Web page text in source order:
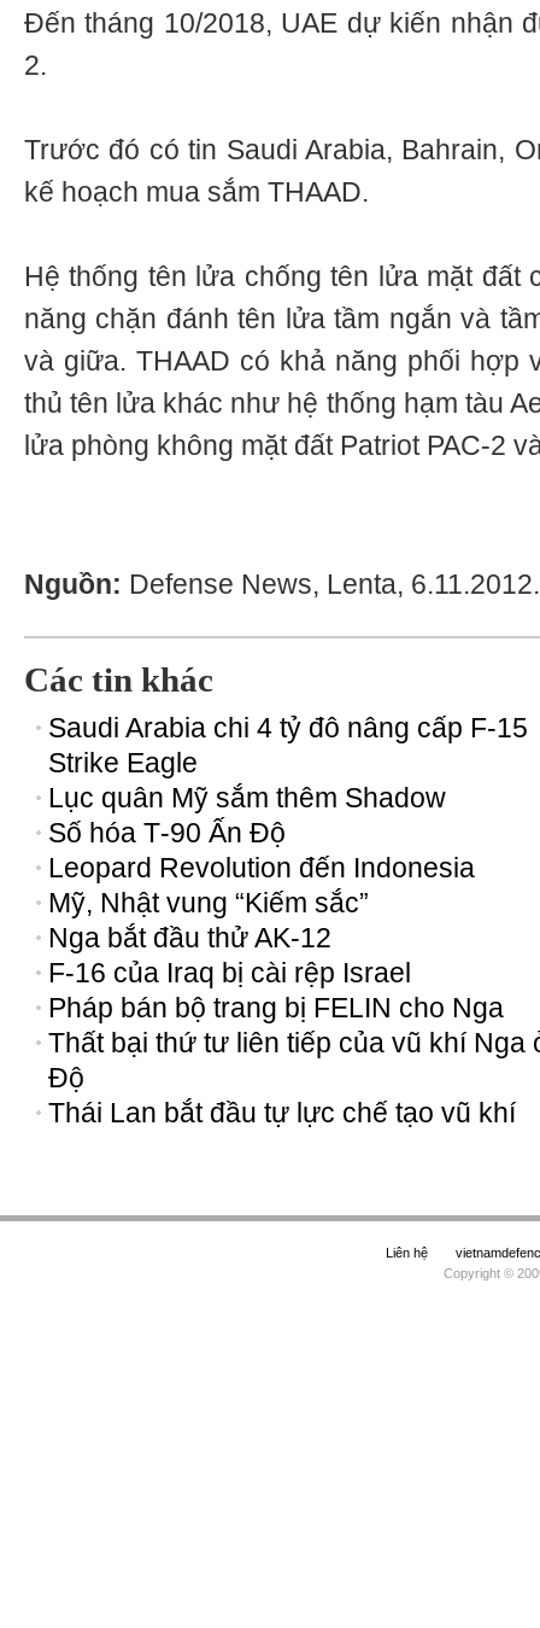
Đến tháng 10/2018, UAE dự kiến nhận
2.
Trước đó có tin Saudi Arabia, Bahrain,
kế hoạch mua sắm THAAD.
Hệ thống tên lửa chống tên lửa mặt đất
năng chặn đánh tên lửa tầm ngắn và
và giữa. THAAD có khả năng phối hợp
thủ tên lửa khác như hệ thống hạm tàu
lửa phòng không mặt đất Patriot PAC-2
Nguồn: Defense News, Lenta,
Các tin khác
Saudi Arabia chi 4 tỷ đô nâng cấp F-15
Strike Eagle
Lục quân Mỹ sắm thêm Shadow
Số hóa Т-90 Ấn Độ
Leopard Revolution đến Indonesia
Mỹ, Nhật vung “Kiếm sắc”
Nga bắt đầu thử AK-12
F-16 của Iraq bị cài rệp Israel
Pháp bán bộ trang bị FELIN cho Nga
Thất bại thứ tư liên tiếp của vũ khí Nga
Độ
Thái Lan bắt đầu tự lực chế tạo vũ khí
Liên hệ
Copyright ©